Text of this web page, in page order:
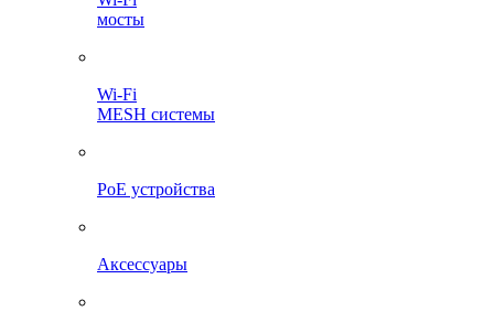
мосты
Wi-Fi
MESH системы
PoE устройства
Аксессуары